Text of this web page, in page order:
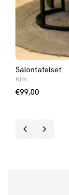
Salontafelset
Kim
€99,00